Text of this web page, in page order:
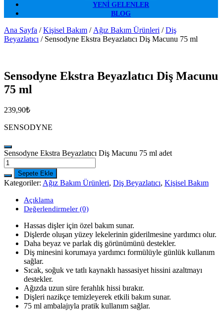
YENI GELENLER
BLOG
Ana Sayfa /Kişisel Bakım / Ağız Bakım Ürünleri /Diş
Beyazlatıcı / Sensodyne Ekstra Beyazlatıcı Diş Macunu 75 ml
Sensodyne Ekstra Beyazlatıcı Diş Macunu
75 ml
239,90₺
SENSODYNE
Sensodyne Ekstra Beyazlatıcı Diş Macunu 75 ml adet
Sepete Ekle
Kategoriler: Ağız Bakım Ürünleri, Diş Beyazlatıcı, Kişisel Bakım
Açıklama
Değerlendirmeler (0)
Hassas dişler için özel bakım sunar.
Dişlerde oluşan yüzey lekelerinin giderilmesine yardımcı olur.
Daha beyaz ve parlak diş görünümünü destekler.
Diş minesini korumaya yardımcı formülüyle günlük kullanım
sağlar.
Sıcak, soğuk ve tatlı kaynaklı hassasiyet hissini azaltmayı
destekler.
Ağızda uzun süre ferahlık hissi bırakır.
Dişleri nazikçe temizleyerek etkili bakım sunar.
75 ml ambalajıyla pratik kullanım sağlar.